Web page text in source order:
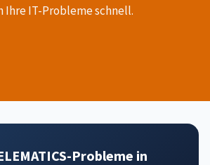
Ihre IT-Probleme schnell.
Probleme in